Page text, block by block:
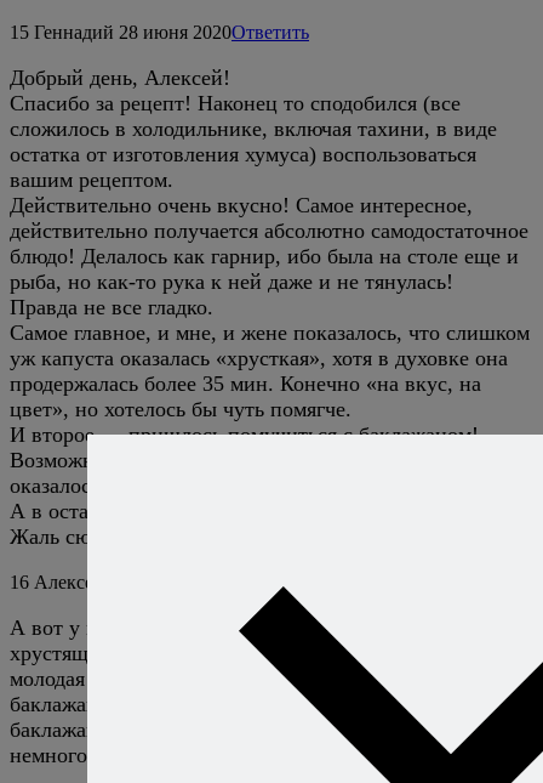
15 Геннадий 28 июня 2020Ответить
Добрый день, Алексей!
Спасибо за рецепт! Наконец то сподобился (все
сложилось в холодильнике, включая тахини, в виде
остатка от изготовления хумуса) воспользоваться
вашим рецептом.
Действительно очень вкусно! Самое интересное,
действительно получается абсолютно самодостаточное
блюдо! Делалось как гарнир, ибо была на столе еще и
рыба, но как-то рука к ней даже и не тянулась!
Правда не все гладко.
Самое главное, и мне, и жене показалось, что слишком
уж капуста оказалась «хрусткая», хотя в духовке она
продержалась более 35 мин. Конечно «на вкус, на
цвет», но хотелось бы чуть помягче.
И второе — пришлось помучиться с баклажаном!
Возможно сорта разные, но отделить мякоть от кожуры
оказалось непросто!
А в остальном все замечательно.
Жаль сюда не вставить картинку, а то бы отчитался…
16 Алексей Онегин 29 июня 2020
А вот у меня капуста сегодня вышла недостаточно
хрустящей. Вывод? От капусты зависит. Вам досталась
молодая и свежая, поздравляю! :) Что же до
баклажанов, то там всё просто, по идее. Но если
баклажаны крупные и толстые — просто готовим их
немного дольше.